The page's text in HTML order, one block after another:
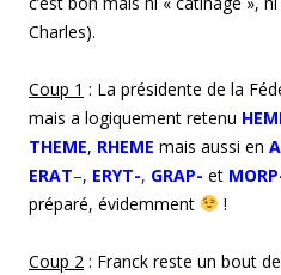
Charles).
Coup 1 : La présidente de la
mais a logiquement retenu
THEME, RHEME mais aussi en
ERAT–, ERYT-, GRAP- et
préparé, évidemment
!
Coup 2 : Franck reste un bout